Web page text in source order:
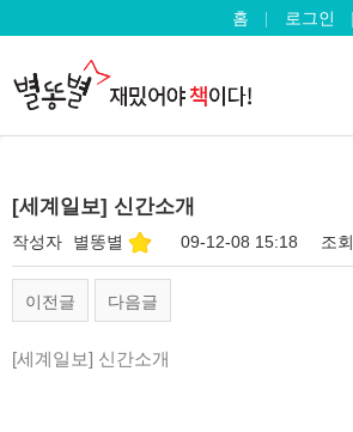
홈 로그인
[세계일보] 신간소개
작성자 별똥별 09-12-08 15:18 조회
이전글 다음글
[세계일보] 신간소개